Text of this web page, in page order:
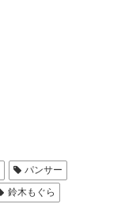
パンサー
鈴木もぐら